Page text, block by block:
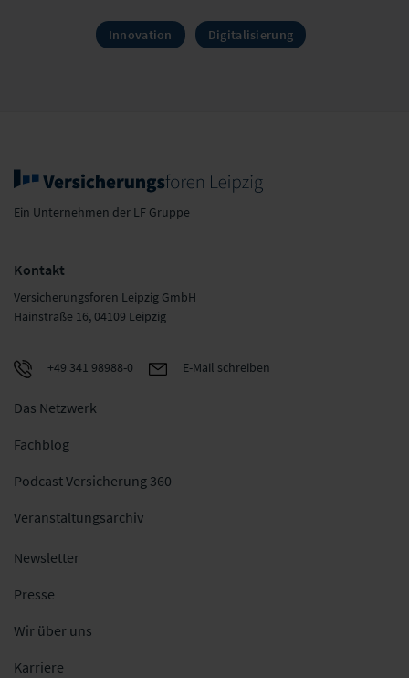
Innovation Digitalisierung
Ein Unternehmen der LF Gruppe
Kontakt
Versicherungsforen Leipzig GmbH
Hainstraße 16, 04109 Leipzig
+49 341 98988-0 E-Mail schreiben
Das Netzwerk
Fachblog
Podcast Versicherung 360
Veranstaltungsarchiv
Newsletter
Presse
Wir über uns
Karriere